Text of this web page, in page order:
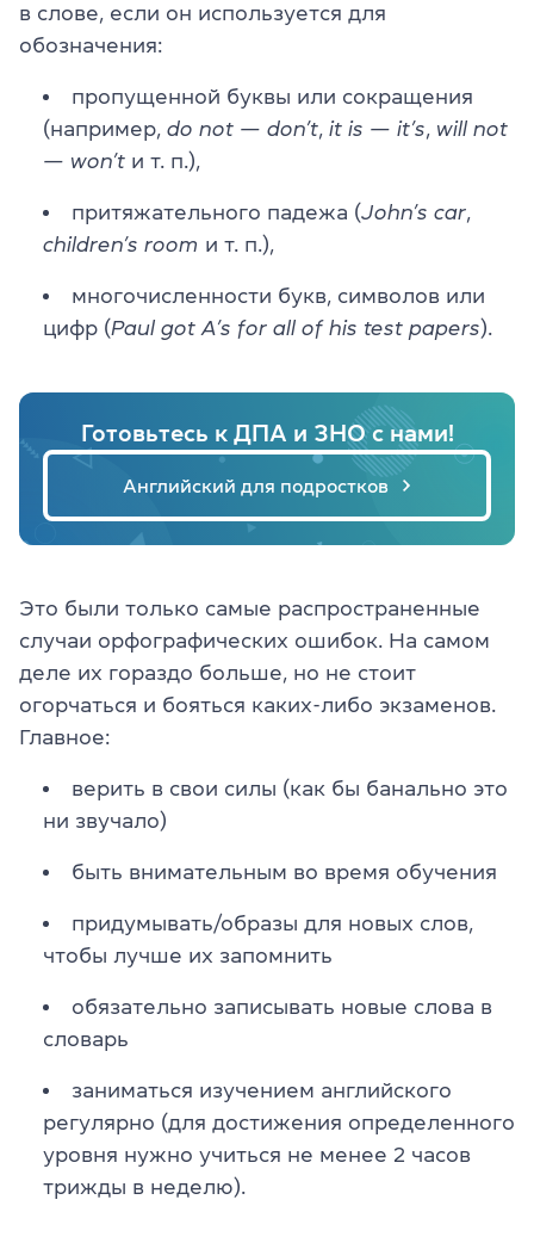
в слове, если он используется для
обозначения:
пропущенной буквы или сокращения
(например, do not — don’t, it is — it’s, will not
— won’t и т. п.),
притяжательного падежа (John’s car,
children’s room и т. п.),
многочисленности букв, символов или
цифр (Paul got A’s for all of his test papers).
Готовьтесь к ДПА и ЗНО с нами!
Английский для подростков
Это были только самые распространенные
случаи орфографических ошибок. На самом
деле их гораздо больше, но не стоит
огорчаться и бояться каких-либо экзаменов.
Главное:
верить в свои силы (как бы банально это
ни звучало)
быть внимательным во время обучения
придумывать/образы для новых слов,
чтобы лучше их запомнить
обязательно записывать новые слова в
словарь
заниматься изучением английского
регулярно (для достижения определенного
уровня нужно учиться не менее 2 часов
трижды в неделю).